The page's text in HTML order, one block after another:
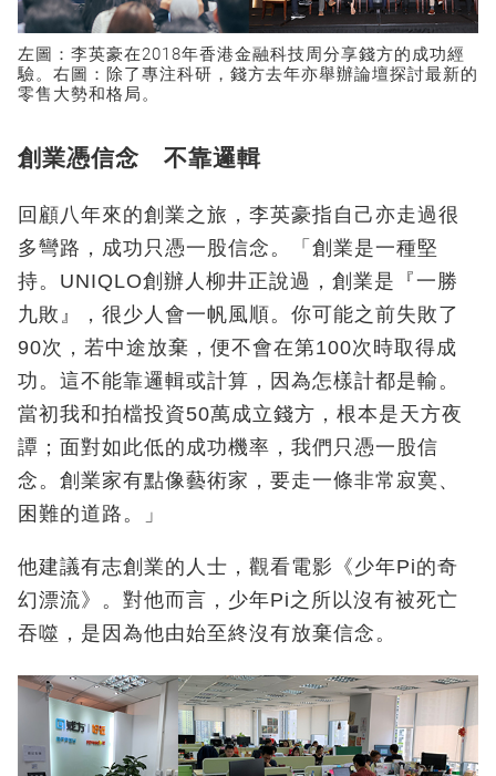
左圖：李英豪在2018年香港金融科技周分享錢方的成功經
驗。右圖：除了專注科研，錢方去年亦舉辦論壇探討最新的
零售大勢和格局。
創業憑信念 不靠邏輯
回顧八年來的創業之旅，李英豪指自己亦走過很
多彎路，成功只憑一股信念。「創業是一種堅
持。UNIQLO創辦人柳井正說過，創業是『一勝
九敗』，很少人會一帆風順。你可能之前失敗了
90次，若中途放棄，便不會在第100次時取得成
功。這不能靠邏輯或計算，因為怎樣計都是輸。
當初我和拍檔投資50萬成立錢方，根本是天方夜
譚；面對如此低的成功機率，我們只憑一股信
念。創業家有點像藝術家，要走一條非常寂寞、
困難的道路。」
他建議有志創業的人士，觀看電影《少年Pi的奇
幻漂流》。對他而言，少年Pi之所以沒有被死亡
吞噬，是因為他由始至終沒有放棄信念。